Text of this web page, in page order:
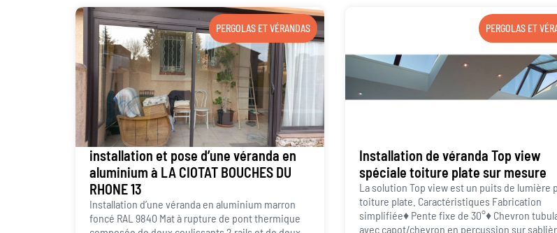
PERGOLAS ET VÉRANDAS
installation et pose d’une véranda en
aluminium à LA CIOTAT BOUCHES DU
RHONE 13
Installation d’une véranda en aluminium marron
foncé RAL 9840 Mat à rupture de pont thermique
PERGOLAS ET
Installation de véranda Top view
spéciale toiture plate sur mesure
La solution Top view est un puits de lumière
toiture plate. Caractéristiques Fabrication
simplifiée♦ Pente fixe de 30°♦ Chevron
avec capot/chevron en percussion sur